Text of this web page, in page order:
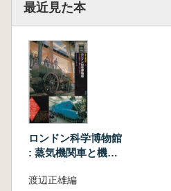
最近見た本
ロンドン科学博物館
: 蒸気機関車と機械
渡辺正雄編